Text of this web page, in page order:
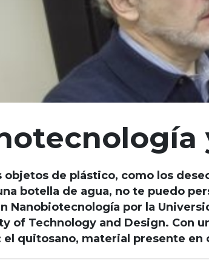
objetos de plástico, como los
botella de agua, no te puedo
Nanobiotecnología por la
of Technology and Design. Con
el quitosano, material presente en